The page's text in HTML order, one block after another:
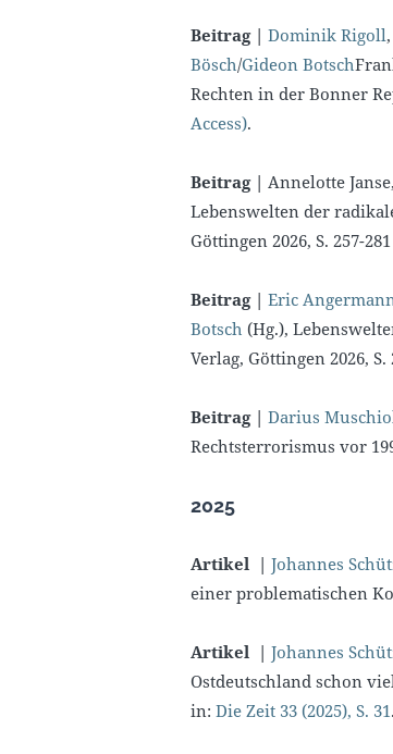
Beitrag | Dominik Rigoll
Bösch/Gideon Botsch
Rechten in der Bonner
Access).
Beitrag | Annelotte
Lebenswelten der
Göttingen 2026, S. 257-281
Beitrag | Eric Angermann
Botsch (Hg.),
Verlag, Göttingen 2026, S.
Beitrag | Darius
Rechtsterrorismus vor
2025
Artikel | Johannes
einer problematischen
Artikel | Johannes
Ostdeutschland schon
in: Die Zeit 33 (2025), S. 31.